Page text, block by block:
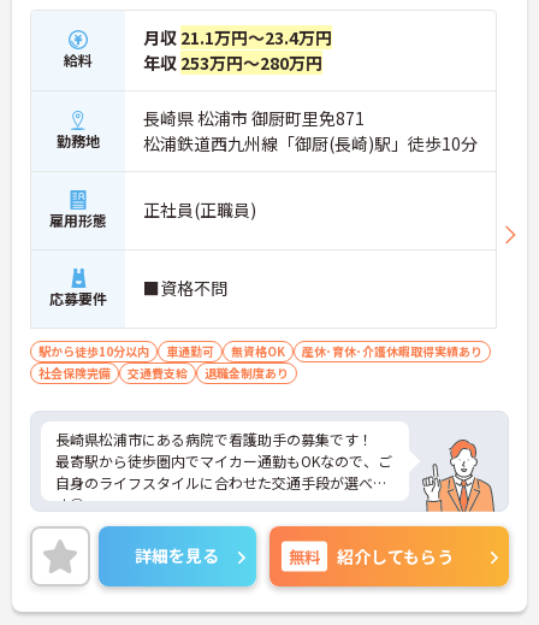
給料
月収 21.1万円～23.4万円
年収 253万円～280万円
勤務地
長崎県 松浦市 御厨町里免871
松浦鉄道西九州線「御厨(長崎)駅」徒歩10分
雇用形態 正社員(正職員)
応募要件 ■資格不問
駅から徒歩10分以内 車通勤可 無資格OK
産休･育休･介護休暇取得実績あり
社会保険完備
交通費支給 退職金制度あり
長崎県松浦市にある病院で看護助手の募集です！
最寄駅から徒歩圏内でマイカー通勤もOKなので、ご
自身のライフスタイルに合わせた交通手段が選べま
す◎
また、社会保険完備で退職金制度や育児休業の取得
実績もあり安心して働きやすい環境が整っていま
す！
ご興味ある方は面接ポイントをお伝えしますので、
お気軽にご連絡ください。
詳細を見る 無料 紹介してもらう